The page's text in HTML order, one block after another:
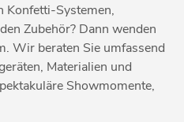
Konfetti-Systemen,
Zubehör? Dann wenden
Wir beraten Sie umfassend
Materialien und
Showmomente,